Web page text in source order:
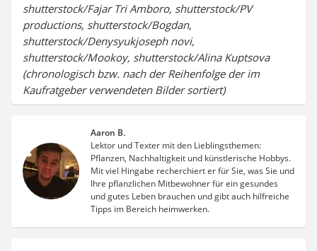
shutterstock/Fajar Tri Amboro, shutterstock/PV
productions, shutterstock/Bogdan,
shutterstock/Denysyukjoseph novi,
shutterstock/Mookoy, shutterstock/Alina Kuptsova
(chronologisch bzw. nach der Reihenfolge der im
Kaufratgeber verwendeten Bilder sortiert)
Aaron B.
Lektor und Texter mit den Lieblingsthemen:
Pflanzen, Nachhaltigkeit und künstlerische Hobbys.
Mit viel Hingabe recherchiert er für Sie, was Sie und
Ihre pflanzlichen Mitbewohner für ein gesundes
und gutes Leben brauchen und gibt auch hilfreiche
Tipps im Bereich heimwerken.